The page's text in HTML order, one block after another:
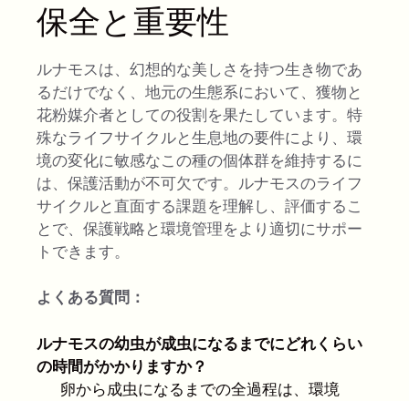
保全と重要性
ルナモスは、幻想的な美しさを持つ生き物であ
るだけでなく、地元の生態系において、獲物と
花粉媒介者としての役割を果たしています。特
殊なライフサイクルと生息地の要件により、環
境の変化に敏感なこの種の個体群を維持するに
は、保護活動が不可欠です。ルナモスのライフ
サイクルと直面する課題を理解し、評価するこ
とで、保護戦略と環境管理をより適切にサポー
トできます。
よくある質問：
ルナモスの幼虫が成虫になるまでにどれくらい
の時間がかかりますか？
卵から成虫になるまでの全過程は、環境